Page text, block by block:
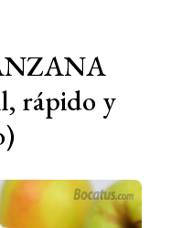
rápido y